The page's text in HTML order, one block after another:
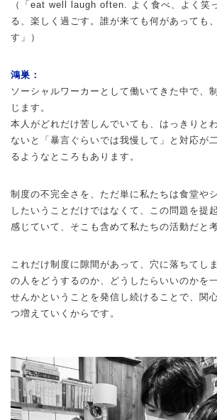
（「eat well laugh often. よく食べ、よく笑
る、楽しく過ごす。誰が来ても何があっても
す」）
鴻巣：
ソーシャルワーカーとして働いてきた中で、
じます。
本人がどれだけ苦しんでいても、はっきりと
ないと「暴言ぐらいでは我慢して」と対応が
るようなところもあります。
制度の不完全さを、ただ単に私たちは食堂や
したいうことだけではなくて、この問題を提
感じていて、そこも含めて私たちの活動だと
これだけ制度に隙間があって、穴に落ちてし
の人をどうするのか、どうしたらいいのかを
せんかということを発信し続けることで、関
つ増えていくからです。